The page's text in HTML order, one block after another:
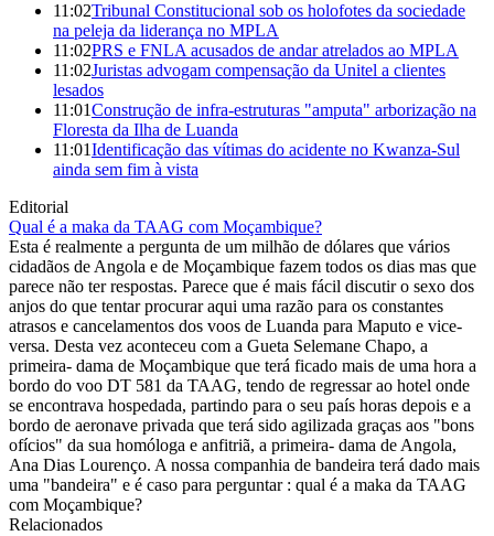
11:02Tribunal Constitucional sob os holofotes da sociedade
na peleja da liderança no MPLA
11:02PRS e FNLA acusados de andar atrelados ao MPLA
11:02Juristas advogam compensação da Unitel a clientes
lesados
11:01Construção de infra-estruturas "amputa" arborização na
Floresta da Ilha de Luanda
11:01Identificação das vítimas do acidente no Kwanza-Sul
ainda sem fim à vista
Editorial
Qual é a maka da TAAG com Moçambique?
Esta é realmente a pergunta de um milhão de dólares que vários
cidadãos de Angola e de Moçambique fazem todos os dias mas que
parece não ter respostas. Parece que é mais fácil discutir o sexo dos
anjos do que tentar procurar aqui uma razão para os constantes
atrasos e cancelamentos dos voos de Luanda para Maputo e vice-
versa. Desta vez aconteceu com a Gueta Selemane Chapo, a
primeira- dama de Moçambique que terá ficado mais de uma hora a
bordo do voo DT 581 da TAAG, tendo de regressar ao hotel onde
se encontrava hospedada, partindo para o seu país horas depois e a
bordo de aeronave privada que terá sido agilizada graças aos "bons
ofícios" da sua homóloga e anfitriã, a primeira- dama de Angola,
Ana Dias Lourenço. A nossa companhia de bandeira terá dado mais
uma "bandeira" e é caso para perguntar : qual é a maka da TAAG
com Moçambique?
Relacionados